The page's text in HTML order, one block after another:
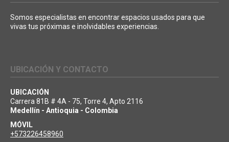
Somos especialistas en encontrar espacios usados para que
vivas tus próximas e inolvidables experiencias.
UBICACIÓN Y CONTACTO
UBICACIÓN
Carrera 81B # 4A - 75, Torre 4, Apto 2116
Medellín - Antioquia - Colombia
MÓVIL
+573226458960